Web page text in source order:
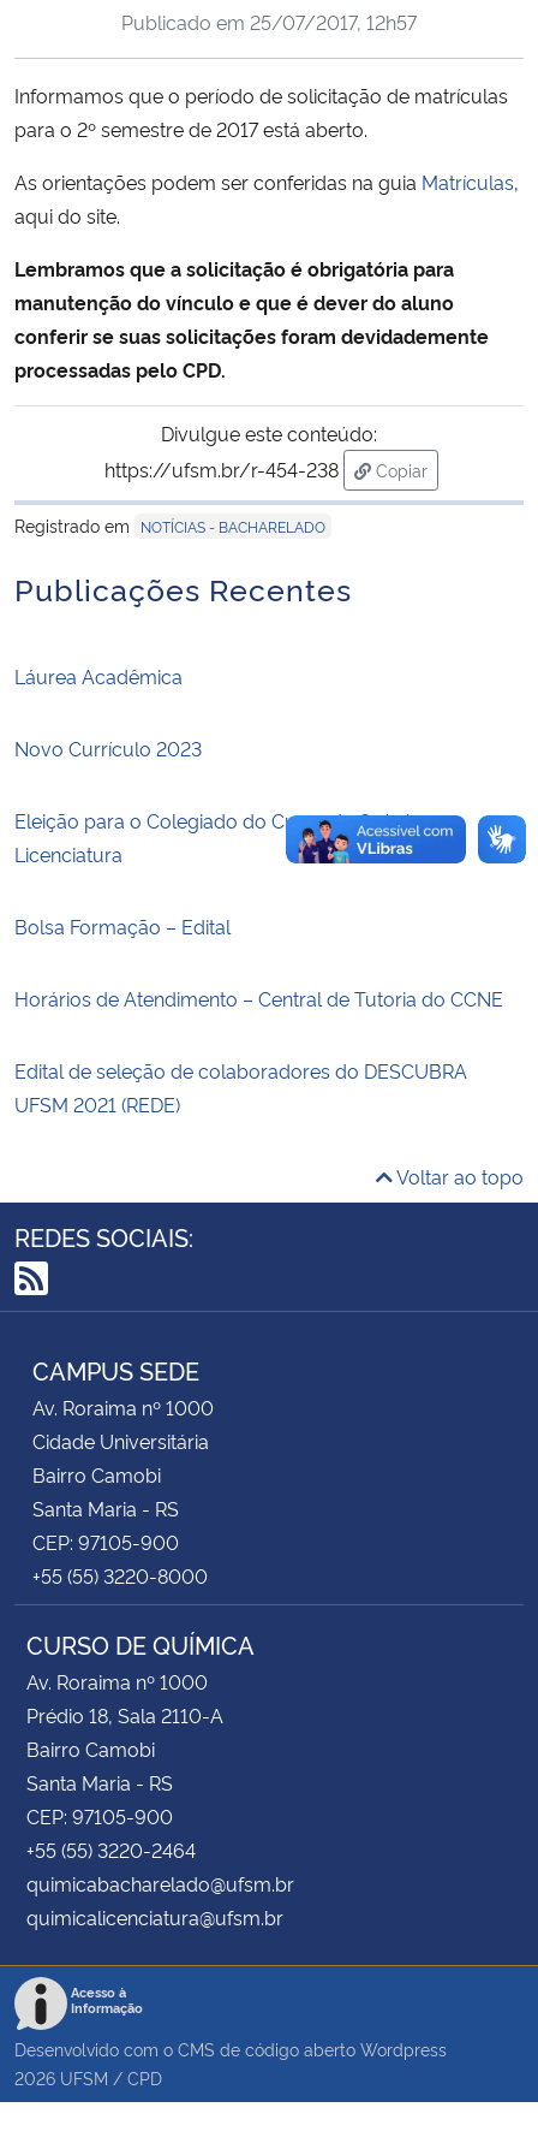
Ministério da Cidadania
Ministério de Minas e Energia
Ministério da Ciência, Tecnologia, Inovações e Comunicações
Ministério do Meio Ambiente
Ministério do Turismo
Ministério do Desenvolvimento Regional
Controladoria-Geral da União
Ministério da Mulher, da Família e dos Direitos Humanos
Secretaria-Geral
Banco Central do Brasil
Publicado em 25/07/2017, 12h57
Informamos que o período de solicitação de matrículas
para o 2º semestre de 2017 está aberto.
As orientações podem ser conferidas na guia Matrículas,
aqui do site.
Lembramos que a solicitação é obrigatória para
manutenção do vínculo e que é dever do aluno
conferir se suas solicitações foram devidademente
processadas pelo CPD.
Divulgue este conteúdo:
https://ufsm.br/r-454-238
Copiar
para área de
Registrado em
NOTÍCIAS - BACHARELADO
Publicações Recentes
Láurea Acadêmica
Novo Currículo 2023
Eleição para o Colegiado do Curso de Química
Licenciatura
Bolsa Formação – Edital
Horários de Atendimento – Central de Tutoria do CCNE
Edital de seleção de colaboradores do DESCUBRA
UFSM 2021 (REDE)
Voltar ao topo
REDES SOCIAIS:
RSS
CAMPUS SEDE
Av. Roraima nº 1000
Cidade Universitária
Bairro Camobi
Santa Maria - RS
CEP: 97105-900
+55 (55) 3220-8000
CURSO DE QUÍMICA
Av. Roraima nº 1000
Prédio 18, Sala 2110-A
Bairro Camobi
Santa Maria - RS
CEP: 97105-900
+55 (55) 3220-2464
quimicabacharelado@ufsm.br
quimicalicenciatura@ufsm.br
Acesso à
Informação
Desenvolvido com o CMS de código aberto Wordpress
2026 UFSM / CPD